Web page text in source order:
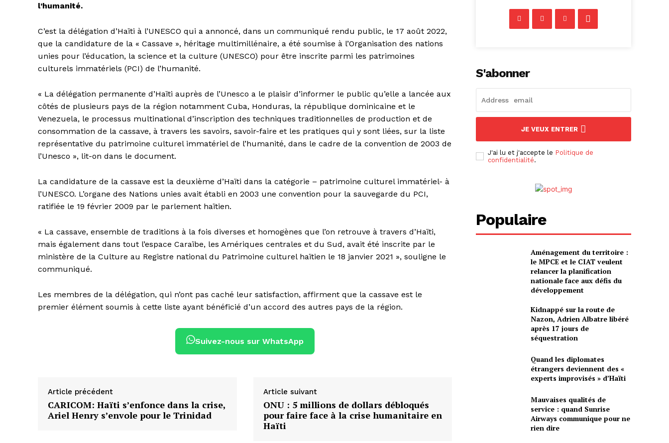
l’humanité.
C’est la délégation d’Haïti à l’UNESCO qui a annoncé, dans un communiqué rendu public, le 17 août 2022,
que la candidature de la « Cassave », héritage multimillénaire, a été soumise à l’Organisation des nations
unies pour l’éducation, la science et la culture (UNESCO) pour être inscrite parmi les patrimoines
culturels immatériels (PCI) de l’humanité.
« La délégation permanente d’Haïti auprès de l’Unesco a le plaisir d’informer le public qu’elle a lancée aux
côtés de plusieurs pays de la région notamment Cuba, Honduras, la république dominicaine et le
Venezuela, le processus multinational d’inscription des techniques traditionnelles de production et de
consommation de la cassave, à travers les savoirs, savoir-faire et les pratiques qui y sont liées, sur la liste
représentative du patrimoine culturel immatériel de l’humanité, dans le cadre de la convention de 2003 de
l’Unesco », lit-on dans le document.
La candidature de la cassave est la deuxième d’Haïti dans la catégorie – patrimoine culturel immatériel- à
l’UNESCO. L’organe des Nations unies avait établi en 2003 une convention pour la sauvegarde du PCI,
ratifiée le 19 février 2009 par le parlement haïtien.
« La cassave, ensemble de traditions à la fois diverses et homogènes que l’on retrouve à travers d’Haïti,
mais également dans tout l’espace Caraïbe, les Amériques centrales et du Sud, avait été inscrite par le
ministère de la Culture au Registre national du Patrimoine culturel haïtien le 18 janvier 2021 », souligne le
communiqué.
Les membres de la délégation, qui n’ont pas caché leur satisfaction, affirment que la cassave est le
premier élément soumis à cette liste ayant bénéficié d’un accord des autres pays de la région.
Suivez-nous sur WhatsApp
Article précédent
CARICOM: Haïti s’enfonce dans la crise,
Ariel Henry s’envole pour le Trinidad
Article suivant
ONU : 5 millions de dollars débloqués
pour faire face à la crise humanitaire en
Haïti
S'abonner
JE VEUX ENTRER
J'ai lu et j'accepte le Politique de
confidentialité.
Populaire
Aménagement du territoire :
le MPCE et le CIAT veulent
relancer la planification
nationale face aux défis du
développement
Kidnappé sur la route de
Nazon, Adrien Albatre libéré
après 17 jours de
séquestration
Quand les diplomates
étrangers deviennent des «
experts improvisés » d’Haïti
Mauvaises qualités de
service : quand Sunrise
Airways communique pour ne
rien dire